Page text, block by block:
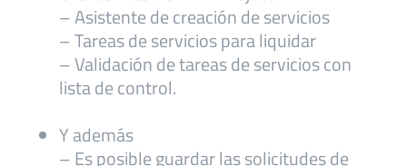
– Asistente de creación de servicios
– Tareas de servicios para liquidar
– Validación de tareas de servicios con
lista de control.
Y además
– Es posible guardar las solicitudes de